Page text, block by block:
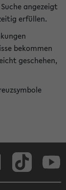
angezeigt
erfüllen.
bekommen
geschehen,